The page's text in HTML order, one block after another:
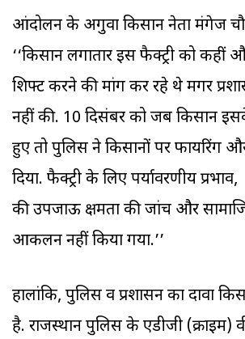
आंदोलन के अगुवा किसान नेता मंगेज
‘‘किसान लगातार इस फैक्ट्री को कहीं
शिफ्ट करने की मांग कर रहे थे मगर
नहीं की. 10 दिसंबर को जब किसान
हुए तो पुलिस ने किसानों पर फायरिंग
दिया. फैक्ट्री के लिए पर्यावरणीय
की उपजाऊ क्षमता की जांच और
आकलन नहीं किया गया.’’
हालांकि, पुलिस व प्रशासन का दावा
है. राजस्थान पुलिस के एडीजी (क्राइम)